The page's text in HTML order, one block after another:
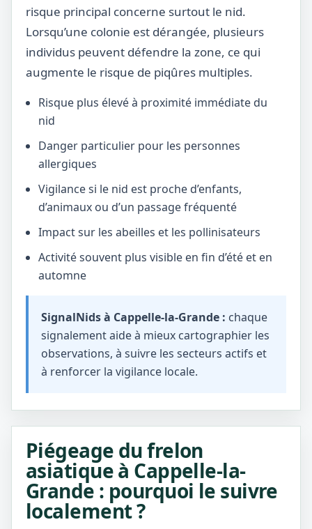
risque principal concerne surtout le nid.
Lorsqu’une colonie est dérangée, plusieurs
individus peuvent défendre la zone, ce qui
augmente le risque de piqûres multiples.
Risque plus élevé à proximité immédiate du
nid
Danger particulier pour les personnes
allergiques
Vigilance si le nid est proche d’enfants,
d’animaux ou d’un passage fréquenté
Impact sur les abeilles et les pollinisateurs
Activité souvent plus visible en fin d’été et en
automne
SignalNids à Cappelle-la-Grande : chaque
signalement aide à mieux cartographier les
observations, à suivre les secteurs actifs et
à renforcer la vigilance locale.
Piégeage du frelon
asiatique à Cappelle-la-
Grande : pourquoi le suivre
localement ?